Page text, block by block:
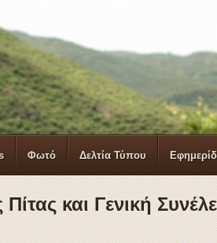
Φωτό Δελτία Τύπου
και Γενική